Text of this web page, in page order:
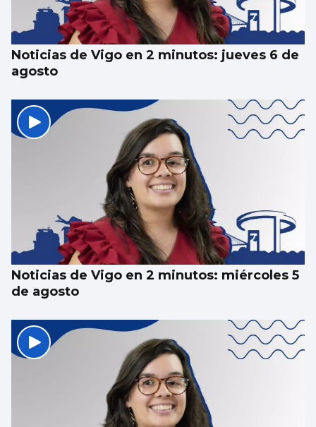
Noticias de Vigo en 2 minutos: jueves 6 de
agosto
Noticias de Vigo en 2 minutos: miércoles 5
de agosto